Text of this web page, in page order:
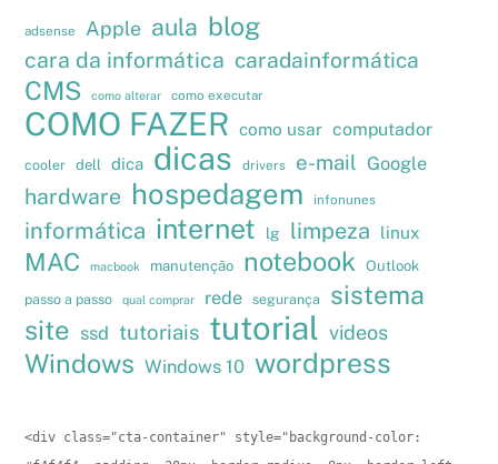
adsense Apple aula blog
cara da informática caradainformática
CMS como alterar como executar
COMO FAZER como usar computador
cooler dell dica dicas drivers e-mail Google
hardware hospedagem infonunes
informática internet lg limpeza linux
MAC macbook manutenção notebook
Outlook
passo a passo
qual comprar rede segurança sistema
site ssd tutoriais tutorial videos
Windows Windows 10 wordpress
<div class="cta-container" style="background-color: